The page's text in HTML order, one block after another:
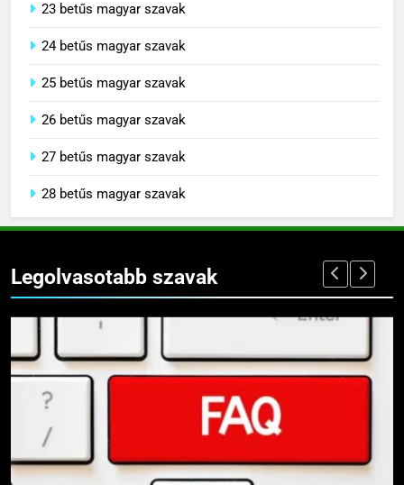
23 betűs magyar szavak
24 betűs magyar szavak
25 betűs magyar szavak
26 betűs magyar szavak
27 betűs magyar szavak
28 betűs magyar szavak
Legolvasotabb szavak